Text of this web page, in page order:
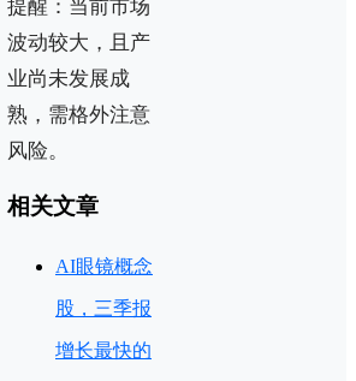
提醒：当前市场
波动较大，且产
业尚未发展成
熟，需格外注意
风险。
相关文章
AI眼镜概念
股，三季报
增长最快的